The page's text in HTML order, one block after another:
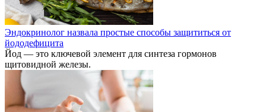
Эндокринолог назвала простые способы защититься от
йододефицита
Йод — это ключевой элемент для синтеза гормонов
щитовидной железы.